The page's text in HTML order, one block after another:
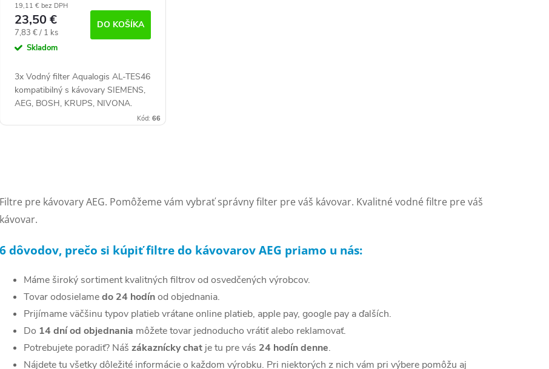
Siemens, Bosch
19,11 € bez DPH
23,50 €
Jednotková
cena:
7,83 € / 1 ks
Skladom
DO KOŠÍKA
3x Vodný filter Aqualogis AL-TES46
kompatibilný s kávovary SIEMENS,
AEG, BOSH, KRUPS, NIVONA.
Kód:66
l
d
Filtre pre kávovary AEG. Pomôžeme vám vybrať správny filter pre váš kávovar. Kvalitné vodné filtre pre váš
kávovar.
6 dôvodov, prečo si kúpiť filtre do kávovarov AEG priamo u nás:
Máme široký sortiment kvalitných filtrov od osvedčených výrobcov.
Tovar odosielamedo 24 hodínod objednania.
Prijímame väčšinu typov platieb vrátane online platieb, apple pay, google pay a ďalších.
Do 14 dní od objednania môžete tovar jednoducho vrátiť alebo reklamovať.
Potrebujete poradiť? Náš zákaznícky chat je tu pre vás 24 hodín denne.
Nájdete tu všetky dôležité informácie o každom výrobku. Pri niektorých z nich vám pri výbere pomôžu aj